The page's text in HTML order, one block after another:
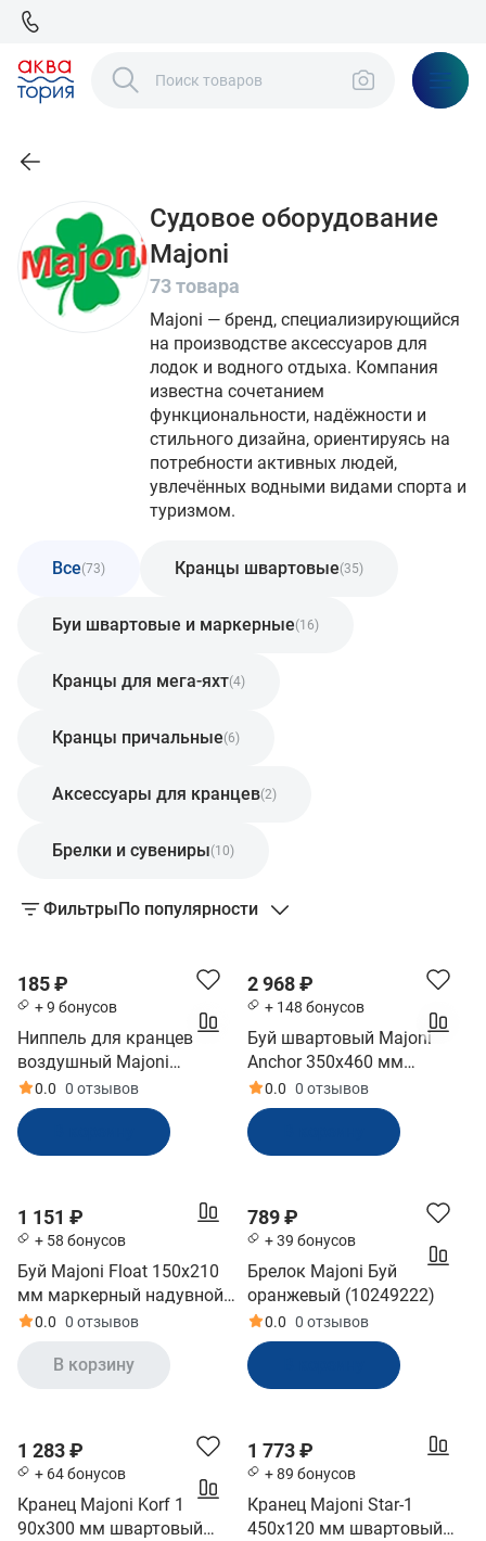
Судовое оборудование
Majoni
73 товара
Majoni — бренд, специализирующийся
на производстве аксессуаров для
лодок и водного отдыха. Компания
известна сочетанием
функциональности, надёжности и
стильного дизайна, ориентируясь на
потребности активных людей,
увлечённых водными видами спорта и
туризмом.
Все(73) Кранцы швартовые(35)
Буи швартовые и маркерные(16)
Кранцы для мега-яхт(4)
Кранцы причальные(6)
Аксессуары для кранцев(2)
Брелки и сувениры(10)
ФильтрыПо популярности
185 ₽
+ 9 бонусов
Ниппель для кранцев
воздушный Majoni
(10253280)
0.0 0 отзывов
2 968 ₽
+ 148 бонусов
Буй швартовый Majoni
Anchor 350х460 мм
оранжевый (10005499)
0.0 0 отзывов
1 151 ₽
+ 58 бонусов
Буй Majoni Float 150х210
мм маркерный надувной
оранжевый (10005491)
0.0 0 отзывов
В корзину
789 ₽
+ 39 бонусов
Брелок Majoni Буй
оранжевый (10249222)
0.0 0 отзывов
1 283 ₽
+ 64 бонусов
Кранец Majoni Korf 1
90х300 мм швартовый
1 773 ₽
+ 89 бонусов
Кранец Majoni Star-1
450х120 мм швартовый